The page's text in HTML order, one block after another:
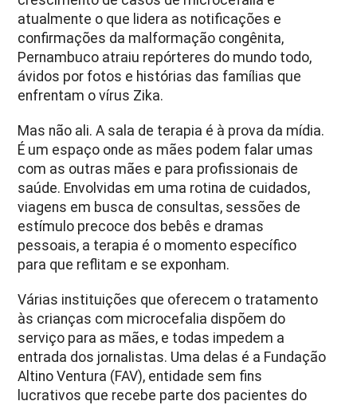
atualmente o que lidera as notificações e
confirmações da malformação congênita,
Pernambuco atraiu repórteres do mundo todo,
ávidos por fotos e histórias das famílias que
enfrentam o vírus Zika.
Mas não ali. A sala de terapia é à prova da mídia.
É um espaço onde as mães podem falar umas
com as outras mães e para profissionais de
saúde. Envolvidas em uma rotina de cuidados,
viagens em busca de consultas, sessões de
estímulo precoce dos bebês e dramas
pessoais, a terapia é o momento específico
para que reflitam e se exponham.
Várias instituições que oferecem o tratamento
às crianças com microcefalia dispõem do
serviço para as mães, e todas impedem a
entrada dos jornalistas. Uma delas é a Fundação
Altino Ventura (FAV), entidade sem fins
lucrativos que recebe parte dos pacientes do